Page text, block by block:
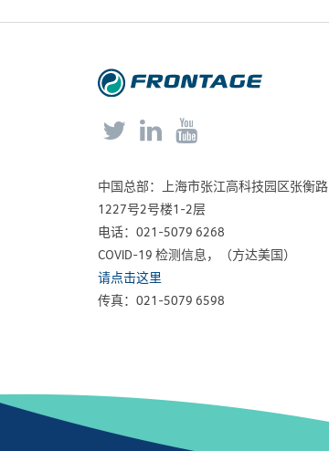
  
中国总部：上海市张江高科技园区张衡路
1227号2号楼1-2层
电话：021-5079 6268
COVID-19 检测信息，（方达美国）
请点击这里
传真：021-5079 6598